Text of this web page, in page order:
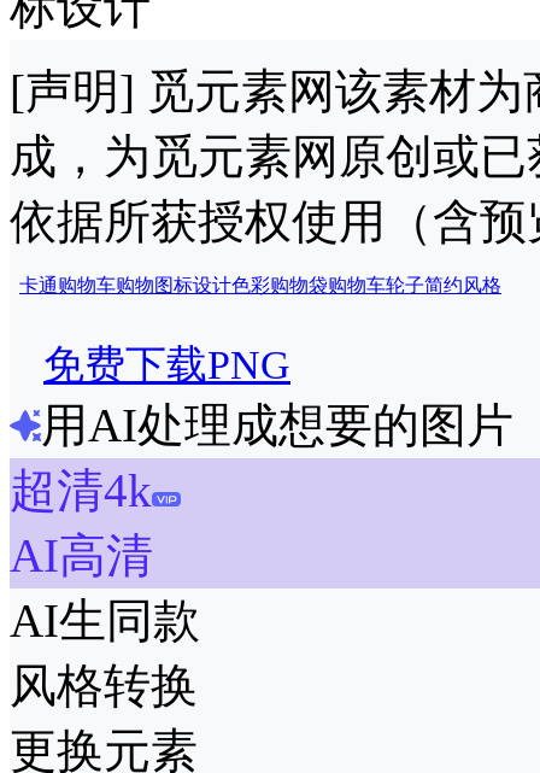
[声明] 觅元素网该素材
成，为觅元素网原创或
依据所获授权使用（含
卡通购物车购物图标设计色彩购物袋购物车轮子简约风格
免费下载PNG
用AI处理成想要的图片
超清4k
AI高清
AI生同款
风格转换
更换元素